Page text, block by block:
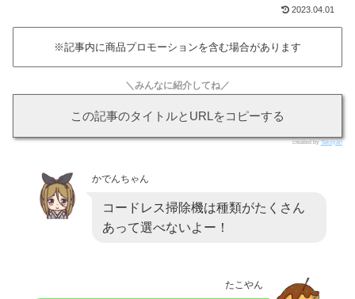
2023.04.01
※記事内に商品プロモーションを含む場合があります
＼みんなに紹介してね／
この記事のタイトルとURLをコピーする
created byTakoyan
かでんちゃん
コードレス掃除機は種類がたくさん
あって選べないよー！
たこやん